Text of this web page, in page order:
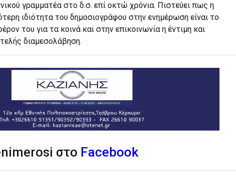
γραμματέα στο δ.σ. επί οκτώ χρόνια. Πιστεύει πως η
ιδιότητα του δημοσιογράφου στην ενημέρωση είναι το
του για τα κοινά και στην επικοινωνία η έντιμη και
διαμεσολάβηση.
στο Facebook